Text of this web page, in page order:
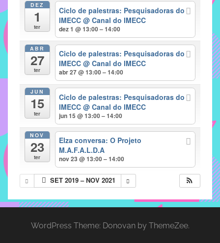
pacificadoras
problemas
verificados
instituto,
para
prevenção
DEZ
1
ter
Ciclo de palestras: Pesquisadoras do
IMECC@ Canal do IMECC
dez 1 @ 13:00 – 14:00
ABR
27
ter
Ciclo de palestras: Pesquisadoras do
IMECC@ Canal do IMECC
abr 27 @ 13:00 – 14:00
JUN
15
ter
Ciclo de palestras: Pesquisadoras do
IMECC@ Canal do IMECC
jun 15 @ 13:00 – 14:00
NOV
23
ter
Elza conversa: O Projeto
M.A.F.A.L.D.A
nov 23 @ 13:00 – 14:00
SET 2019 – NOV 2021
WordPress Theme: Donovan by ThemeZee.